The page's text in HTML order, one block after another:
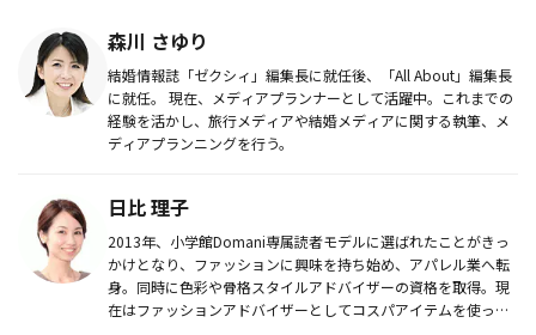
森川 さゆり
結婚情報誌「ゼクシィ」編集長に就任後、「All About」編集長
に就任。 現在、メディアプランナーとして活躍中。これまでの
経験を活かし、旅行メディアや結婚メディアに関する執筆、メ
ディアプランニングを行う。
日比 理子
2013年、小学館Domani専属読者モデルに選ばれたことがきっ
かけとなり、ファッションに興味を持ち始め、アパレル業へ転
身。同時に色彩や骨格スタイルアドバイザーの資格を取得。現
在はファッションアドバイザーとしてコスパアイテムを使った